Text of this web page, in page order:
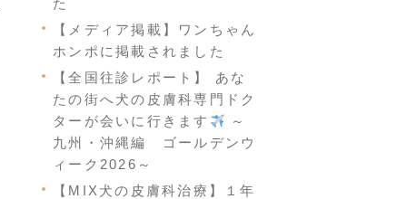
た
【メディア掲載】ワンちゃん
ホンポに掲載されました
【全国往診レポート】 あな
たの街へ犬の皮膚科専門ドク
ターが会いに行きます
～
九州・沖縄編 ゴールデンウ
ィーク2026～
【MIX犬の皮膚科治療】１年